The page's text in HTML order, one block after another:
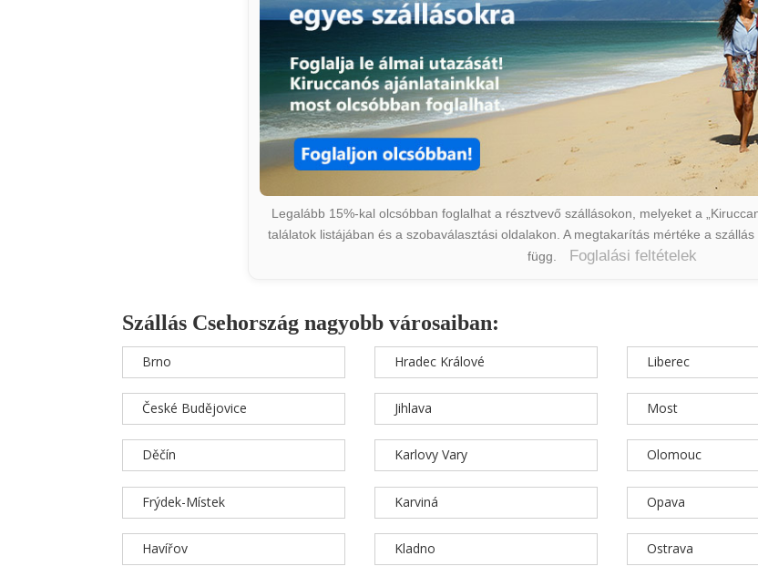
Legalább 15%-kal olcsóbban foglalhat a résztvevő szállásokon, melyeket a
találatok listájában és a szobaválasztási oldalakon. A megtakarítás mértéke a
függ.
Foglalási feltételek
Szállás Csehország nagyobb városaiban:
Brno
České Budějovice
Děčín
Frýdek-Místek
Havířov
Hradec Králové
Jihlava
Karlovy Vary
Karviná
Kladno
Liberec
Most
Olomouc
Opava
Ostrava